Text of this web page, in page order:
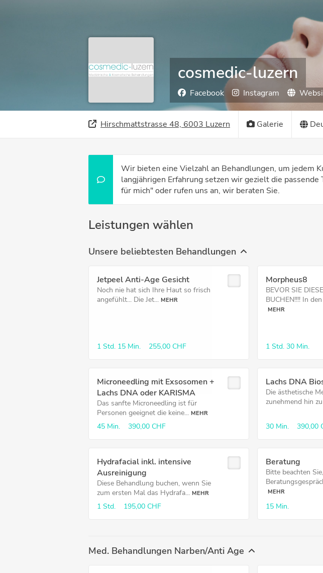
cosmedic-luzern
Facebook Instagram
Hirschmattstrasse 48, 6003 Luzern Galerie
Wir bieten eine Vielzahl an Behandlungen, um jedem
langjährigen Erfahrung setzen wir gezielt die
für mich" oder rufen uns an, wir beraten Sie.
Leistungen wählen
Unsere beliebtesten Behandlungen
Jetpeel Anti-Age Gesicht
Noch nie hat sich Ihre Haut so frisch
angefühlt... Die Jet... MEHR
1 Std. 15 Min. 255,00 CHF
Morpheus8
BEVOR SIE
BUCHEN!!!! In
MEHR
1 Std. 30 Min.
Microneedling mit Exsosomen +
Lachs DNA oder KARISMA
Das sanfte Microneedling ist für
Personen geeignet die keine... MEHR
45 Min. 390,00 CHF
Lachs DNA
Die ästhetische
zunehmend hin
30 Min. 390,00
Hydrafacial inkl. intensive
Ausreinigung
Diese Behandlung buchen, wenn Sie
zum ersten Mal das Hydrafa... MEHR
1 Std. 195,00 CHF
Beratung
Bitte beachten
MEHR
15 Min.
Med. Behandlungen Narben/Anti Age